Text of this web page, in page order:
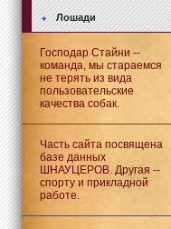
Лошади
Господар Стайни --
команда, мы стараемся
не терять из вида
пользовательские
качества собак.
Часть сайта посвящена
базе данных
ШНАУЦЕРОВ. Другая --
спорту и прикладной
работе.